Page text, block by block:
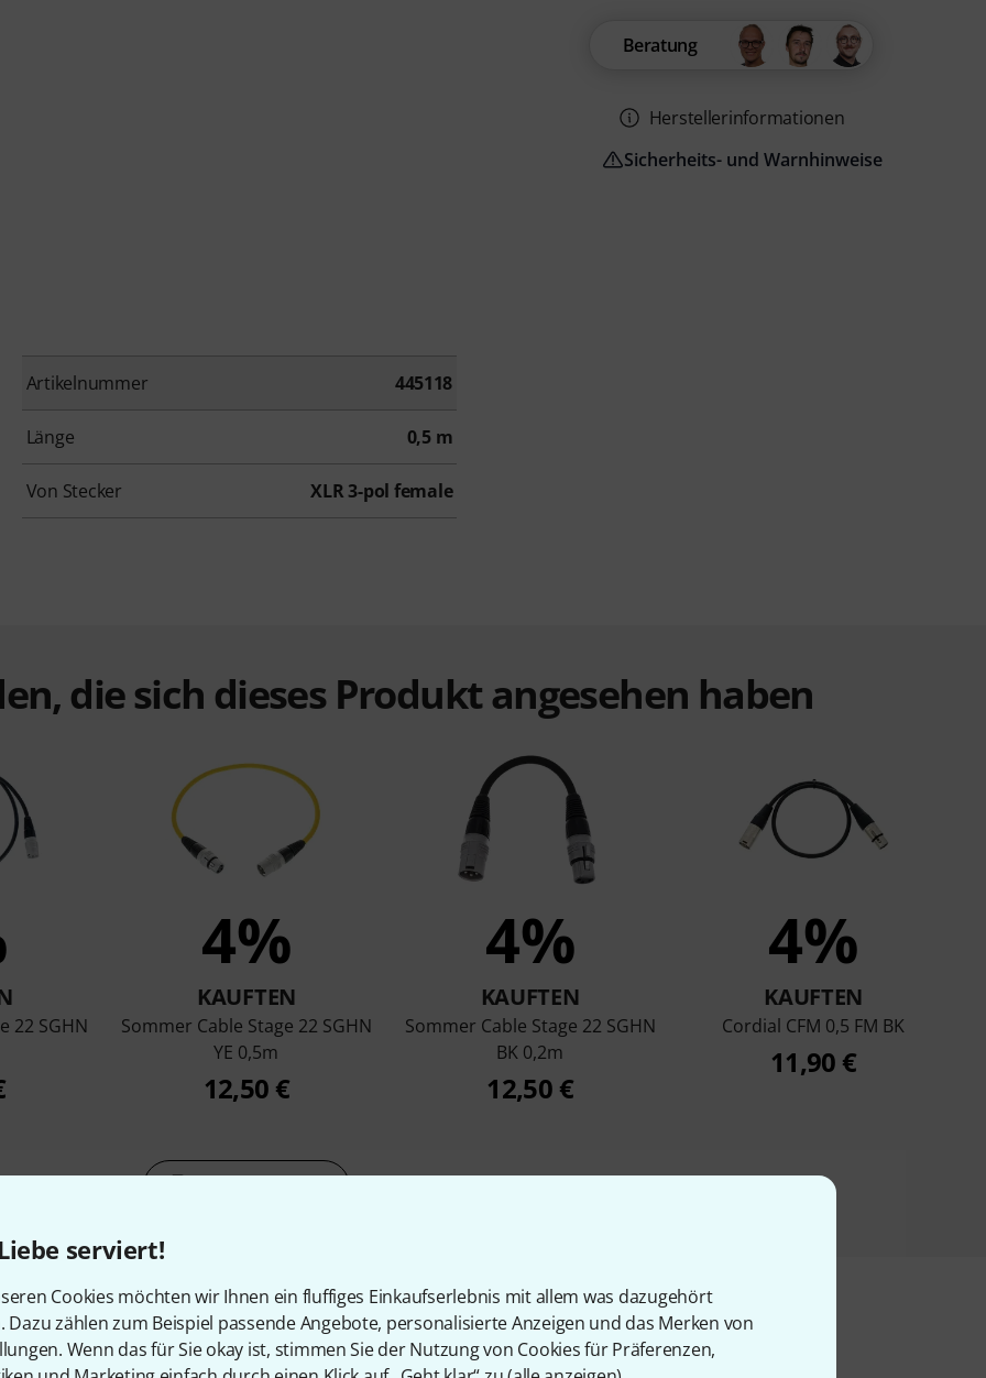
serviert!
Cookies möchten wir Ihnen ein fluffiges Einkaufserlebnis mit allem was dazugehört
Dazu zählen zum Beispiel passende Angebote, personalisierte Anzeigen und das Merken von
Wenn das für Sie okay ist, stimmen Sie der Nutzung von Cookies für Präferenzen,
Artikelnummer 445118
Länge 0,5 m
Von Stecker XLR 3-pol female
Beratung
Herstellerinformationen
Sicherheits- und Warnhinweise
die sich dieses Produkt angesehen haben
22 SGHN
4%
KAUFTEN
Sommer Cable Stage 22 SGHN
YE 0,5m
12,50 €
4%
KAUFTEN
Sommer Cable Stage 22 SGHN
BK 0,2m
12,50 €
4%
KAUFTEN
Cordial CFM 0,5 FM BK
11,90 €